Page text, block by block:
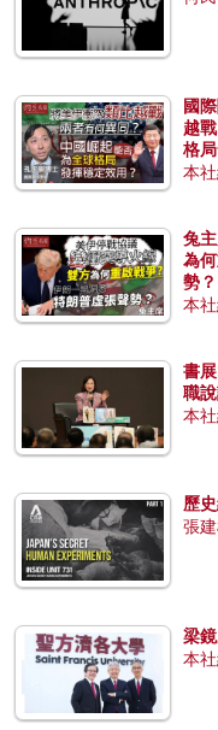
國
越
格
本
兔
為
勢？
本
書
職
本
歷
張
梁
本